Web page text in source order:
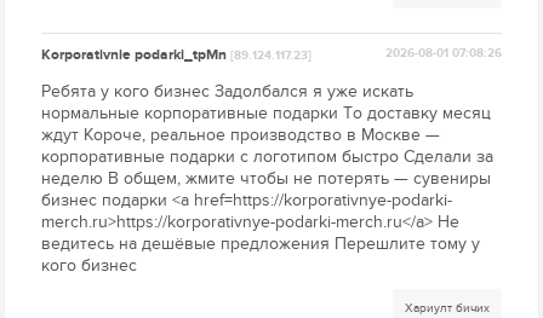
Korporativnie podarki_tpMn[89.124.117.23] 2026-08-01 07:08:26
Ребята у кого бизнес Задолбался я уже искать
нормальные корпоративные подарки То доставку месяц
ждут Короче, реальное производство в Москве —
корпоративные подарки с логотипом быстро Сделали за
неделю В общем, жмите чтобы не потерять — сувениры
бизнес подарки <a href=https://korporativnye-podarki-
merch.ru>https://korporativnye-podarki-merch.ru</a> Не
ведитесь на дешёвые предложения Перешлите тому у
кого бизнес
Хариулт бичих